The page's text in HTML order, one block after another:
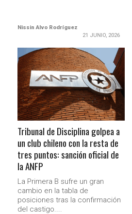
Nissin Alvo Rodríguez
21 JUNIO, 2026
LEER MÁS
Tribunal de Disciplina golpea a
un club chileno con la resta de
tres puntos: sanción oficial de
la ANFP
La Primera B sufre un gran
cambio en la tabla de
posiciones tras la confirmación
del castigo....